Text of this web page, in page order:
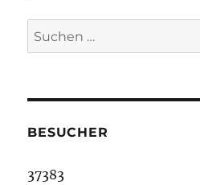
Suche
nach:
BESUCHER
37383